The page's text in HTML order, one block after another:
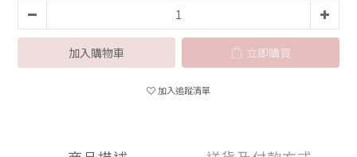
加入購物車 立即購買
加入追蹤清單